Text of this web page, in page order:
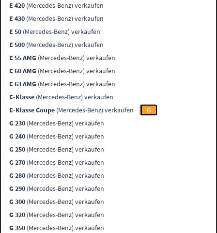
E 420 (Mercedes-Benz) verkaufen
E 430 (Mercedes-Benz) verkaufen
E 50 (Mercedes-Benz) verkaufen
E 500 (Mercedes-Benz) verkaufen
E 55 AMG (Mercedes-Benz) verkaufen
E 60 AMG (Mercedes-Benz) verkaufen
E 63 AMG (Mercedes-Benz) verkaufen
E-Klasse (Mercedes-Benz) verkaufen
E-Klasse Coupe (Mercedes-Benz) verkaufen
G
G 230 (Mercedes-Benz) verkaufen
G 240 (Mercedes-Benz) verkaufen
G 250 (Mercedes-Benz) verkaufen
G 270 (Mercedes-Benz) verkaufen
G 280 (Mercedes-Benz) verkaufen
G 290 (Mercedes-Benz) verkaufen
G 300 (Mercedes-Benz) verkaufen
G 320 (Mercedes-Benz) verkaufen
G 350 (Mercedes-Benz) verkaufen